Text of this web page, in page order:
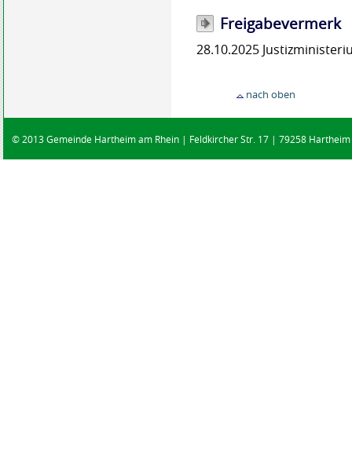
Freigabevermerk
28.10.2025
nach oben
© 2013 Gemeinde Hartheim am Rhein | Feldkircher Str. 17 | 79258